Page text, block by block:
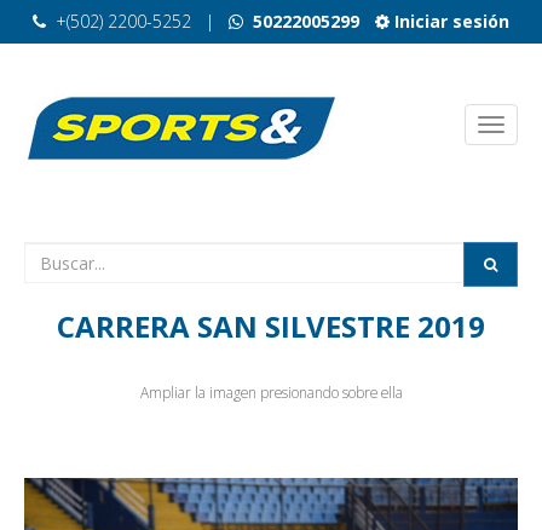
Iniciar sesión
+(502) 2200-5252 | 50222005299
CARRERA SAN SILVESTRE 2019
Ampliar la imagen presionando sobre ella